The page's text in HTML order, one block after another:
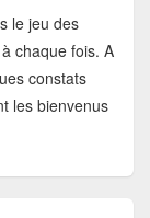
le jeu des
chaque fois. A
constats
les bienvenus